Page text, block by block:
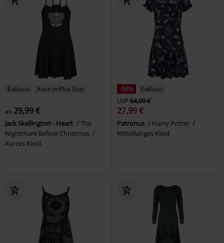
Exklusiv Auch in Plus Size
ab 29,99 €
Jack Skellington - Heart
The
Nightmare Before Christmas
Kurzes Kleid
-56%
Exklusiv
UVP64,99 €
27,99 €
Patronus
Harry Potter
Mittellanges Kleid